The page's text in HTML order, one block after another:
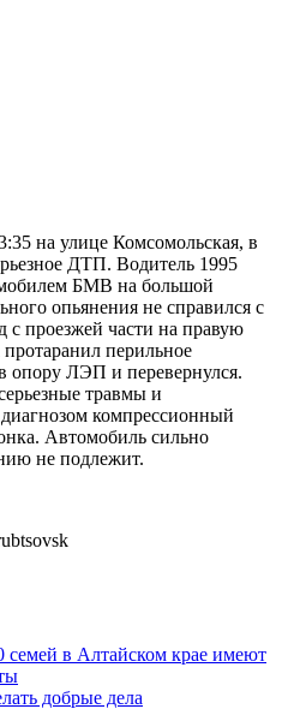
на улице Комсомольская, в
ДТП. Водитель 1995
БМВ на большой
опьянения не справился с
с проезжей части на правую
перильное
опору ЛЭП и перевернулся.
травмы и
компрессионный
Автомобиль сильно
не подлежит.
семей в Алтайском крае имеют
добрые дела